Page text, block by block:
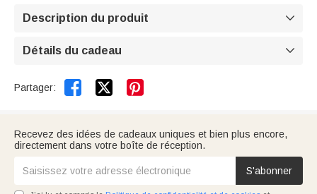
Description du produit 
Détails du cadeau 
Partager:  
Recevez des idées de cadeaux uniques et bien plus encore,
directement dans votre boîte de réception.
S'abonner